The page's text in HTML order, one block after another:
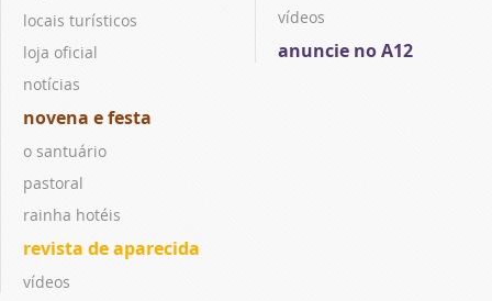
locais turísticos
loja oficial
notícias
novena e festa
o santuário
pastoral
rainha hotéis
revista de aparecida
vídeos
vídeos
anuncie no A12